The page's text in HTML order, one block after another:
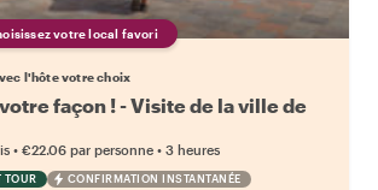
votre local favori
l'hôte votre choix
façon ! - Visite de la ville de
• €22.06 par personne • 3 heures
TOUR CONFIRMATION INSTANTANÉE